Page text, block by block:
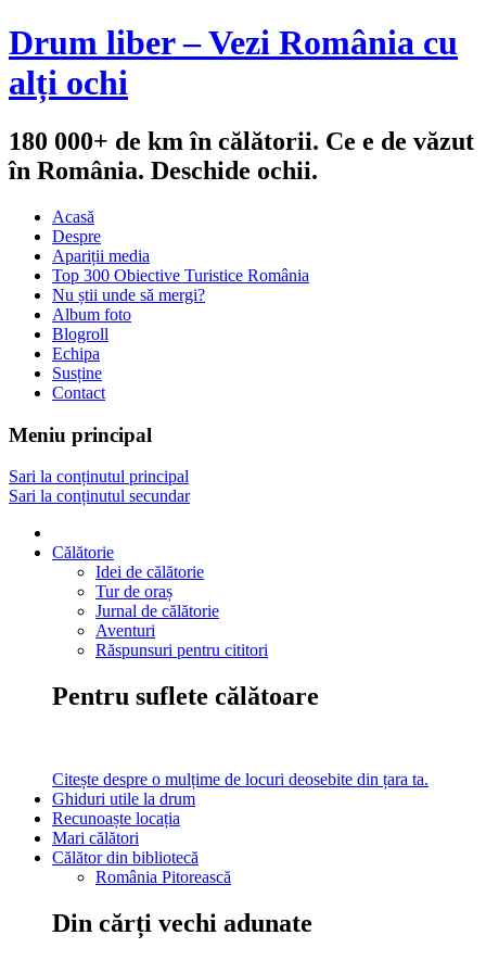
Drum liber – Vezi România cu
alți ochi
180 000+ de km în călătorii. Ce e de văzut
în România. Deschide ochii.
Acasă
Despre
Apariții media
Top 300 Obiective Turistice România
Nu știi unde să mergi?
Album foto
Blogroll
Echipa
Susține
Contact
Meniu principal
Sari la conținutul principal
Sari la conținutul secundar
Călătorie
Idei de călătorie
Tur de oraș
Jurnal de călătorie
Aventuri
Răspunsuri pentru cititori
Pentru suflete călătoare
Citește despre o mulțime de locuri deosebite din țara ta.
Ghiduri utile la drum
Recunoaște locația
Mari călători
Călător din bibliotecă
România Pitorească
Din cărți vechi adunate